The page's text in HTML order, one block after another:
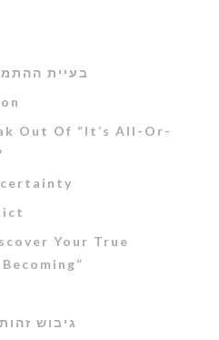
בעיית
Out Of “It’s All-Or-
Your True
גיבוש